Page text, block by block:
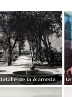
Un detalle de la Alameda ( Circulada el 28 de Junio de 1940 ).